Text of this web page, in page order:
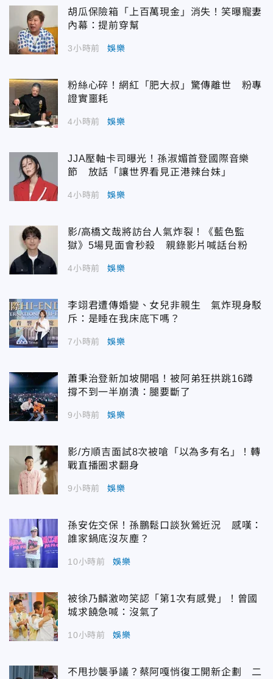
胡瓜保險箱「上百萬現金」消失！笑曝寵妻
內幕：提前穿幫
3小時前 娛樂
粉絲心碎！網紅「肥大叔」驚傳離世 粉專
證實噩耗
4小時前 娛樂
JJA壓軸卡司曝光！孫淑媚首登國際音樂
節 放話「讓世界看見正港辣台妹」
4小時前 娛樂
影/高橋文哉將訪台人氣炸裂！《藍色監
獄》5場見面會秒殺 親錄影片喊話台粉
4小時前 娛樂
李翊君遭傳婚變、女兒非親生 氣炸現身駁
斥：是睡在我床底下嗎？
7小時前 娛樂
蕭秉治登新加坡開唱！被阿弟狂拱跳16蹲
撐不到一半崩潰：腿要斷了
9小時前 娛樂
影/方順吉面試8次被嗆「以為多有名」！轉
戰直播圈求翻身
9小時前 娛樂
孫安佐交保！孫鵬鬆口談狄鶯近況 感嘆：
誰家鍋底沒灰塵？
10小時前 娛樂
被徐乃麟激吻笑認「第1次有感覺」！曾國
城求饒急喊：沒氣了
10小時前 娛樂
不甩抄襲爭議？蔡阿嘎悄復工開新企劃 二